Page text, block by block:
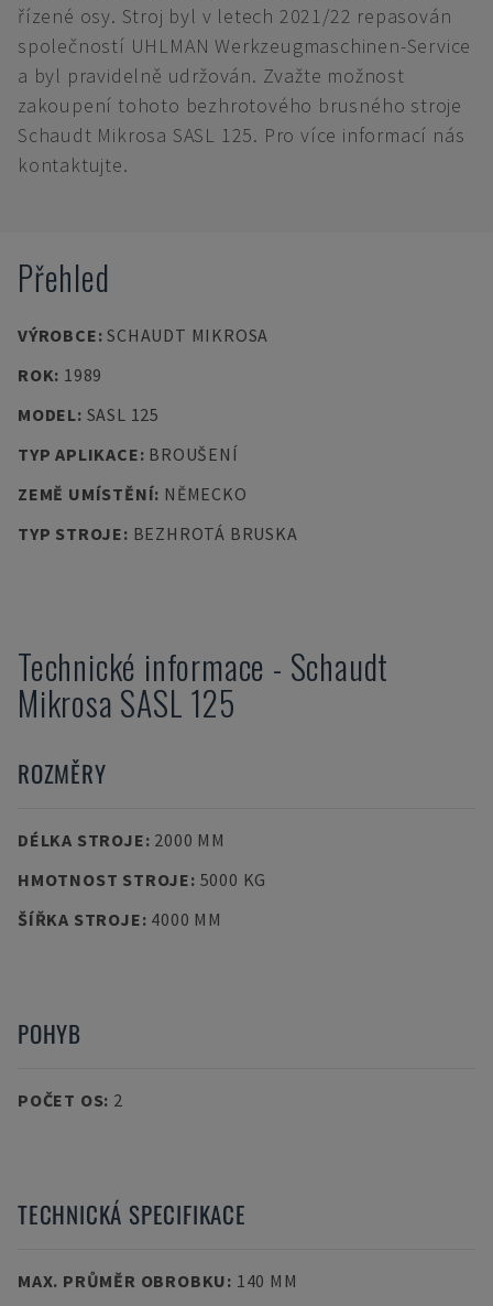
řízené osy. Stroj byl v letech 2021/22 repasován
společností UHLMAN Werkzeugmaschinen-Service
a byl pravidelně udržován. Zvažte možnost
zakoupení tohoto bezhrotového brusného stroje
Schaudt Mikrosa SASL 125. Pro více informací nás
kontaktujte.
Přehled
VÝROBCE:SCHAUDT MIKROSA
ROK: 1989
MODEL: SASL 125
TYP APLIKACE: BROUŠENÍ
ZEMĚ UMÍSTĚNÍ: NĚMECKO
TYP STROJE: BEZHROTÁ BRUSKA
Technické informace - Schaudt
Mikrosa SASL 125
ROZMĚRY
DÉLKA STROJE: 2000 MM
HMOTNOST STROJE: 5000 KG
ŠÍŘKA STROJE: 4000 MM
POHYB
POČET OS: 2
TECHNICKÁ SPECIFIKACE
MAX. PRŮMĚR OBROBKU: 140 MM